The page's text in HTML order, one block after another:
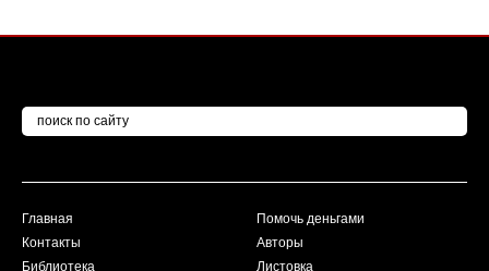
Главная
Контакты
Библиотека
Помочь деньгами
Авторы
Листовка